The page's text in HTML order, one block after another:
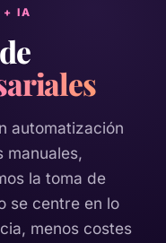
+ IA
automatización
manuales,
la toma de
se centre en lo
menos costes